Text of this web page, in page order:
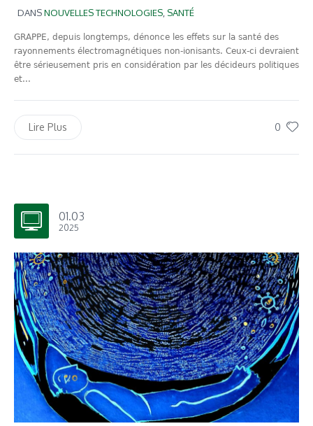
DANSNOUVELLES TECHNOLOGIES SANTÉ
GRAPPE, depuis longtemps, dénonce les effets sur la santé des
rayonnements électromagnétiques non-ionisants. Ceux-ci devraient
être sérieusement pris en considération par les décideurs politiques
et...
0
Lire Plus
01.03
2025